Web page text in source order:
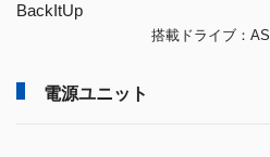
BackItUp
搭載ドライブ：
電源ユニット